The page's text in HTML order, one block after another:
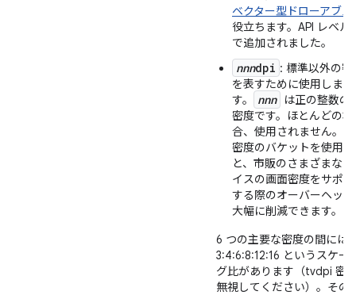
ベクター型ドローアブル
役立ちます。API レベル
で追加されました。
nnndpi : 標準以外の密
を表すために使用しま
す。
nnn
は正の整数の
密度です。ほとんどの場
合、使用されません。
密度のバケットを使用
と、市販のさまざまな
イスの画面密度をサポ
する際のオーバーヘッ
大幅に削減できます。
6 つの主要な密度の間には
3:4:6:8:12:16 というスケー
グ比があります（tvdpi 密
無視してください）。その